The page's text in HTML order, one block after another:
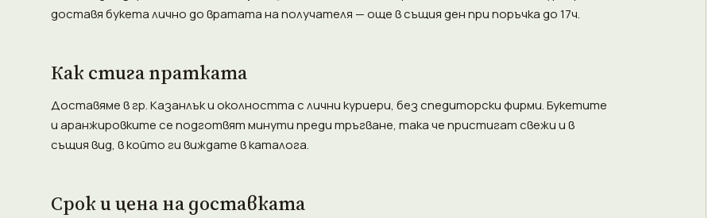
доставя букета лично до вратата на получателя — още в същия ден при поръчка до 17ч.
Как стига пратката
Доставяме в гр. Казанлък и околността с лични куриери, без спедиторски фирми. Букетите
и аранжировките се подготвят минути преди тръгване, така че пристигат свежи и в
същия вид, в който ги виждате в каталога.
Срок и цена на доставката